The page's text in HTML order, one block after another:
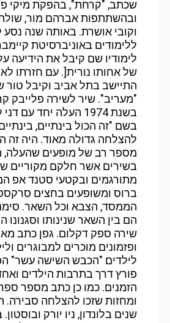
שכתב, "קרחת", בהפקת מיקי
ובהשתתפות אברהם מור, שולה
וקובי אושרת. באותה שנה נסע
ללימודים באוניברסיטת
לימודיו שם קיבל את הידיעה
התיישב בתל אביב וקיבל טור
"מעריב". שיר לשירה פלייבק
בשנת 1974 העלה יחד עם
בשם "זה הכול בינתיים,
להצלחה גדולה מאוד. היה זה
מספר רב של מופעים שהעלה,
בשירים אשר חלקם מקוריים
מתורגמים ובקטעי סטנד אפ
ברוס ומשופעים בחצים
הממסד, הצבא וכל השאר.
הם בין השאר שנינותו וסגנונו
שירה ספק דקלום. גפן כתב
ופזמונים מוכרים למבוגרים
לילדים "הכבש השישה עשר"
פורץ דרך בתרבות הילדים
הזמנים. כמו כן כתב מספר
ומחזות שזכו להצלחה